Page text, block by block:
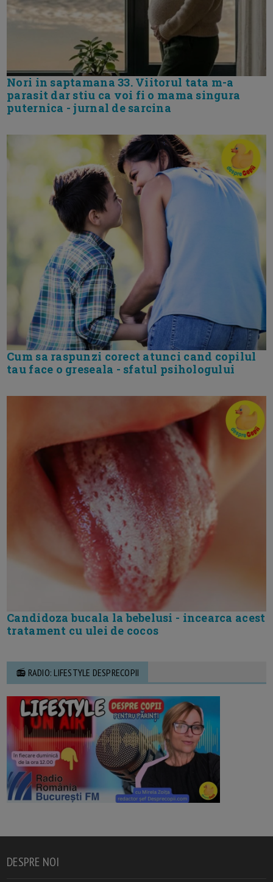
Nori in saptamana 33. Viitorul tata m-a
parasit dar stiu ca voi fi o mama singura
puternica - jurnal de sarcina
Cum sa raspunzi corect atunci cand copilul
tau face o greseala - sfatul psihologului
Candidoza bucala la bebelusi - incearca acest
tratament cu ulei de cocos
📻 RADIO: LIFESTYLE DESPRECOPII
DESPRE NOI